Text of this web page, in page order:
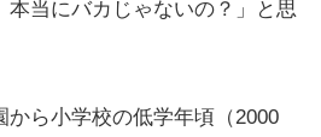
本当にバカじゃないの？」と思
から小学校の低学年頃（2000